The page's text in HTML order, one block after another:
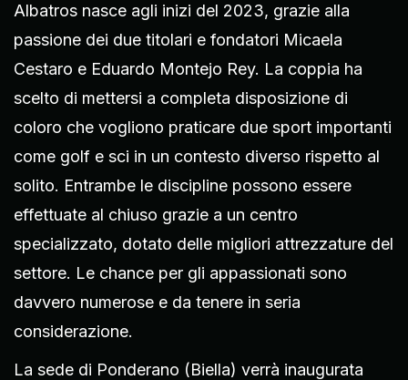
Albatros nasce agli inizi del 2023, grazie alla
passione dei due titolari e fondatori Micaela
Cestaro e Eduardo Montejo Rey. La coppia ha
scelto di mettersi a completa disposizione di
coloro che vogliono praticare due sport importanti
come golf e sci in un contesto diverso rispetto al
solito. Entrambe le discipline possono essere
effettuate al chiuso grazie a un centro
specializzato, dotato delle migliori attrezzature del
settore. Le chance per gli appassionati sono
davvero numerose e da tenere in seria
considerazione.
La sede di Ponderano (Biella) verrà inaugurata